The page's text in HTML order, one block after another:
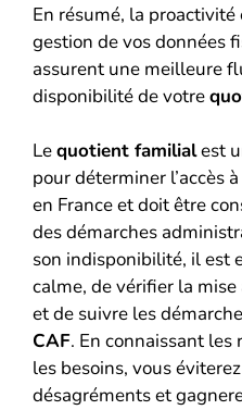
En résumé, la
gestion de vos données
assurent une meilleure
disponibilité de votre
Lequotient familialest
pour déterminer l’accès
en France et doit être
des démarches
son indisponibilité, il est
calme, de vérifier la
et de suivre les
CAF. En connaissant
les besoins, vous
désagréments et